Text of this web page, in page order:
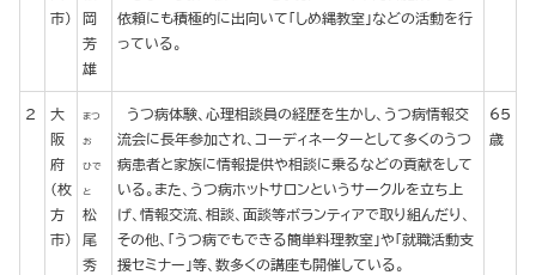
市)
岡
芳
雄
依頼にも積極的に出向いて「しめ縄教室」などの活動を行
っている。
2
大
阪
府
(枚
方
市)
まつ
お
ひで
と
松
尾
秀
うつ病体験、心理相談員の経歴を生かし、うつ病情報交
流会に長年参加され、コーディネーターとして多くのうつ
病患者と家族に情報提供や相談に乗るなどの貢献をして
いる。また、うつ病ホットサロンというサークルを立ち上
げ、情報交流、相談、面談等ボランティアで取り組んだり、
その他、「うつ病でもできる簡単料理教室」や「就職活動支
援セミナー」等、数多くの講座も開催している。
65
歳